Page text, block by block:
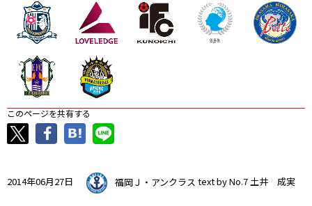
このページを共有する
2014年06月27日 福岡Ｊ・アンクラス text by No.7 土井 成実